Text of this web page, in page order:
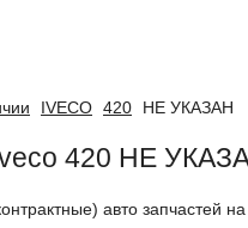
IVECO 420 НЕ УКАЗАН
420 НЕ
авто